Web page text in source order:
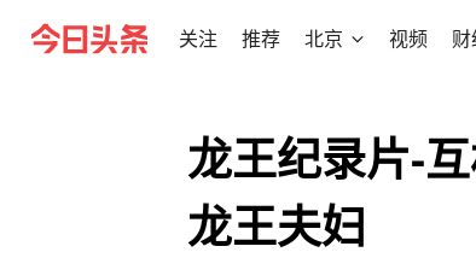
关注 推荐 北京 视频
龙王纪录片-
龙王夫妇